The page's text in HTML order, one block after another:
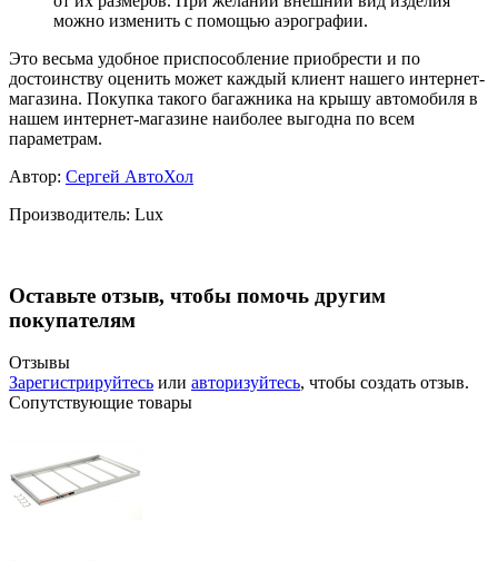
можно изменить с помощью аэрографии.
Это весьма удобное приспособление приобрести и по
достоинству оценить может каждый клиент нашего интернет-
магазина. Покупка такого багажника на крышу автомобиля в
нашем интернет-магазине наиболее выгодна по всем
параметрам.
Автор: Сергей АвтоХол
Производитель: Lux
Оставьте отзыв, чтобы помочь другим
покупателям
Отзывы
Зарегистрируйтесь или авторизуйтесь, чтобы создать отзыв.
Сопутствующие товары